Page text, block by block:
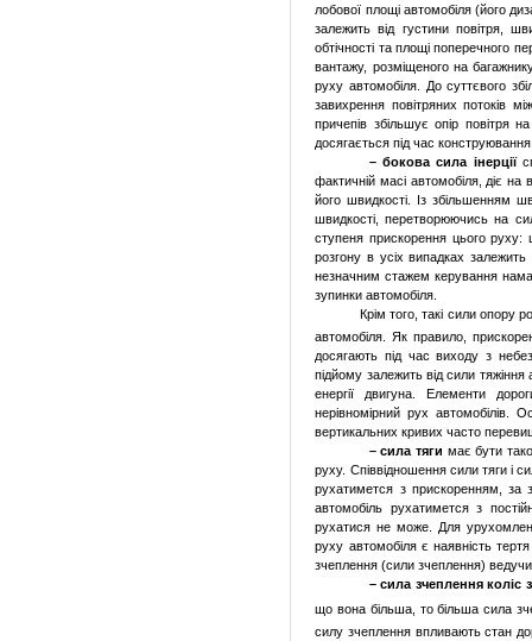
лобової площі автомобіля (його
залежить від густини повітря,
обтічності та площі поперечного
вантажу, розміщеного на
руху автомобіля. До суттєвого
завихрення повітряних потоків
причепів збільшує опір повітря
досягається під час конструювання
– бокова сила інерції
фактичній масі автомобіля, діє на
його швидкості. Із збільшенням
швидкості, перетворюючись на
ступеня прискорення цього
розгону в усіх випадках залежить
незначним стажем керування
зупинки автомобіля.
Крім того, такі сили опору
автомобіля. Як правило,
досягають під час виходу з
підйому залежить від сили
енергії двигуна. Елементи
нерівномірний рух автомобілів.
вертикальних кривих часто
– сила тяги має бути
руху. Співвідношення сили тяги і
рухатимется з прискоренням,
автомобіль рухатимется з
рухатися не може. Для
руху автомобіля є наявність
зчеплення (сили зчеплення)
– сила зчеплення коліс
що вона більша, то більша сила
силу зчеплення впливають стан